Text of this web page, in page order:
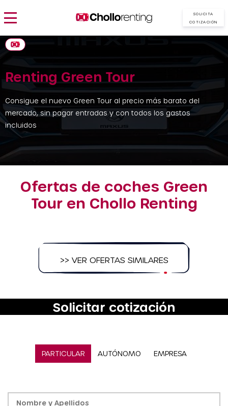
SOLICITA
COTIZACIÓN
Renting Green Tour
Consigue el nuevo Green Tour al precio más barato del
mercado, sin pagar entradas y con todos los gastos
incluidos
Ofertas de coches Green
Tour en Chollo Renting
>> VER OFERTAS SIMILARES
Solicitar cotización
PARTICULAR AUTÓNOMO EMPRESA